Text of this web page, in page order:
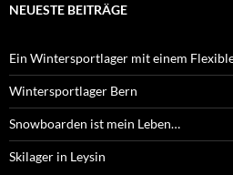
NEUESTE BEITRÄGE
Ein Wintersportlager mit einem
Wintersportlager Bern
Snowboarden ist mein Leben…
Skilager in Leysin